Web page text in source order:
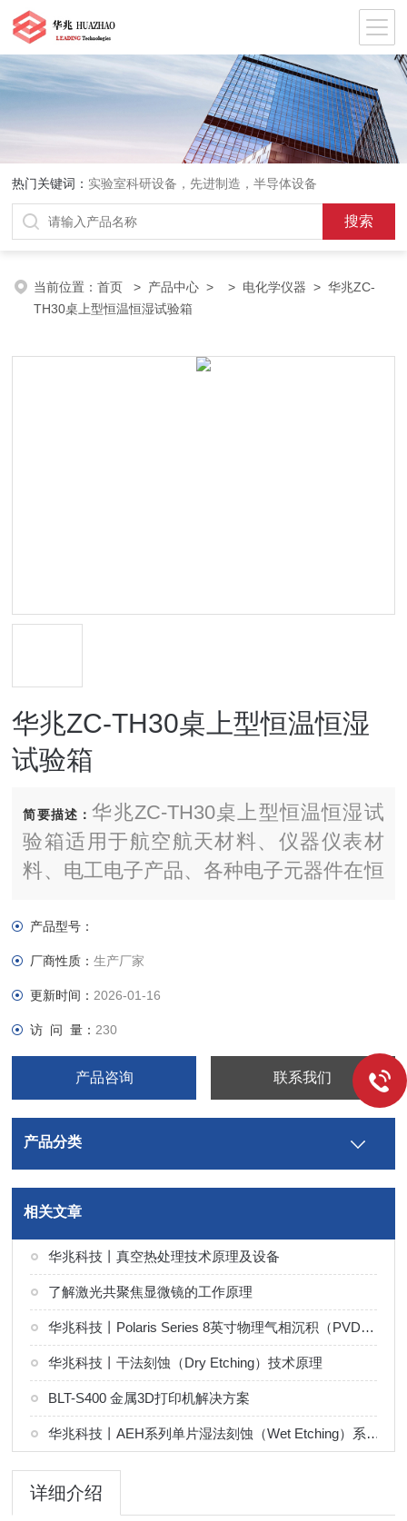
热门关键词： 实验室科研设备，先进制造，半导体设备
当前位置：首页 > 产品中心 > > 电化学仪器 > 华兆ZC-
TH30桌上型恒温恒湿试验箱
华兆ZC-TH30桌上型恒温恒湿
试验箱
简要描述：华兆ZC-TH30桌上型恒温恒湿试
验箱适用于航空航天材料、仪器仪表材
料、电工电子产品、各种电子元器件在恒
产品型号：
厂商性质：生产厂家
更新时间： 2026-01-16
访 问 量： 230
产品咨询 联系我们
产品分类
相关文章
华兆科技丨真空热处理技术原理及设备
了解激光共聚焦显微镜的工作原理
华兆科技丨Polaris Series 8英寸物理气相沉积（PVD）系统解决方案
华兆科技丨干法刻蚀（Dry Etching）技术原理
BLT-S400 金属3D打印机解决方案
华兆科技丨AEH系列单片湿法刻蚀（Wet Etching）系统解决方案
详细介绍